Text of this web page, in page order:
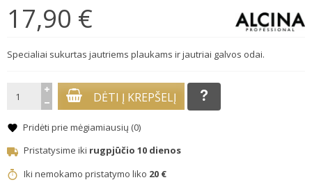
17,90 €
Specialiai sukurtas jautriems plaukams ir jautriai galvos odai.
DĖTI Į KREPŠELĮ
Pridėti prie mėgiamiausių (0)
Pristatysime iki rugpjūčio 10 dienos
Iki nemokamo pristatymo liko 20 €